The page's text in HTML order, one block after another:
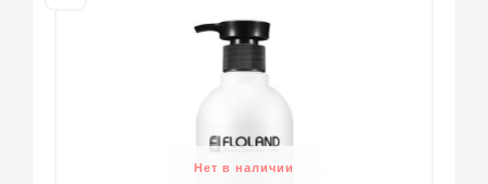
Нет в наличии